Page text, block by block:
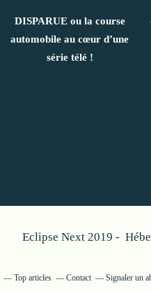
DISPARUE ou la course
automobile au cœur d’une
série télé !
Eclipse Next 2019 -
Top articles Contact Signaler un